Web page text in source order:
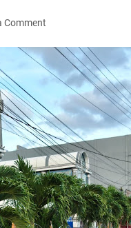
Comment